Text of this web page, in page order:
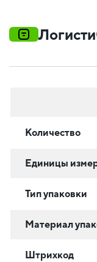
Количество
Единицы
Тип упаковки
Материал
Штрихкод